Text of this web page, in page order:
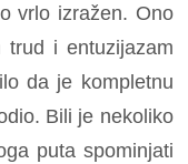
vrlo izražen. Ono
i entuzijazam
da je kompletnu
Bili je nekoliko
puta spominjati